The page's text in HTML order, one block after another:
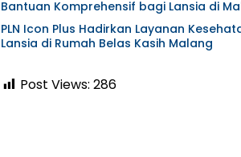
Bantuan Komprehensif bagi Lansia di
PLN Icon Plus Hadirkan Layanan
Lansia di Rumah Belas Kasih Malang
Post Views: 286